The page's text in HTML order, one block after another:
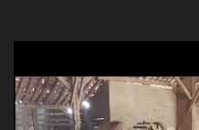
kelemahan jika dilaksanakan
karena harga biaya permeter
jika akses pengerjaan sempit